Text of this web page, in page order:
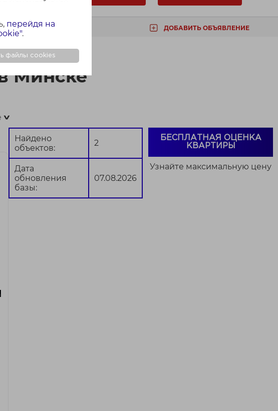
перейдя на
.
файлы cookies
ФОТО КАРТА ДОБАВИТЬ ОБЪЯВЛЕНИЕ
Минске
Найдено
объектов:
2
Дата
обновления
базы:
07.08.2026
БЕСПЛАТНАЯ ОЦЕНКА
КВАРТИРЫ
Узнайте максимальную цену